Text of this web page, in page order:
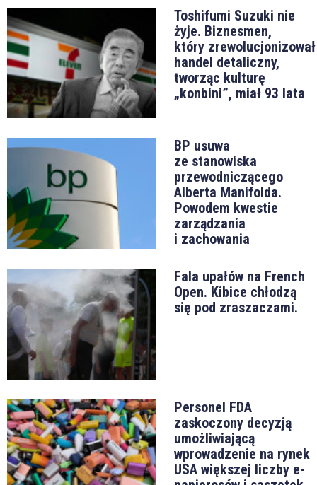
Toshifumi Suzuki nie
żyje. Biznesmen,
który zrewolucjonizował
handel detaliczny,
tworząc kulturę
„konbini”, miał 93 lata
BP usuwa
ze stanowiska
przewodniczącego
Alberta Manifolda.
Powodem kwestie
zarządzania
i zachowania
Fala upałów na French
Open. Kibice chłodzą
się pod zraszaczami.
Personel FDA
zaskoczony decyzją
umożliwiającą
wprowadzenie na rynek
USA większej liczby e-